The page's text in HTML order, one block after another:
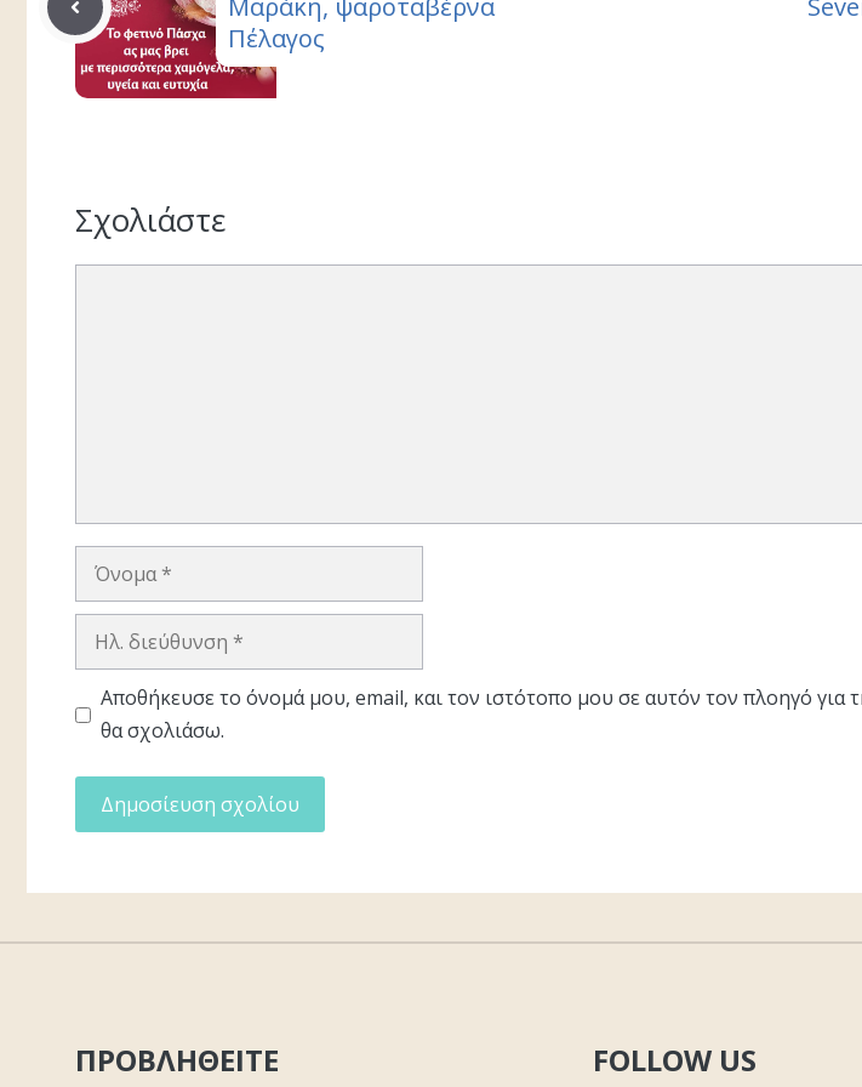
Μαράκη, ψαροταβέρνα
Πέλαγος
Σχολιάστε
Όνομα
Ηλ.
Αποθήκευσε το όνομά μου, email, και τον ιστότοπο μου σε αυτόν τον πλοηγό για
θα σχολιάσω.
ΠΡΟΒΛΗΘΕΙΤΕ FOLLOW US